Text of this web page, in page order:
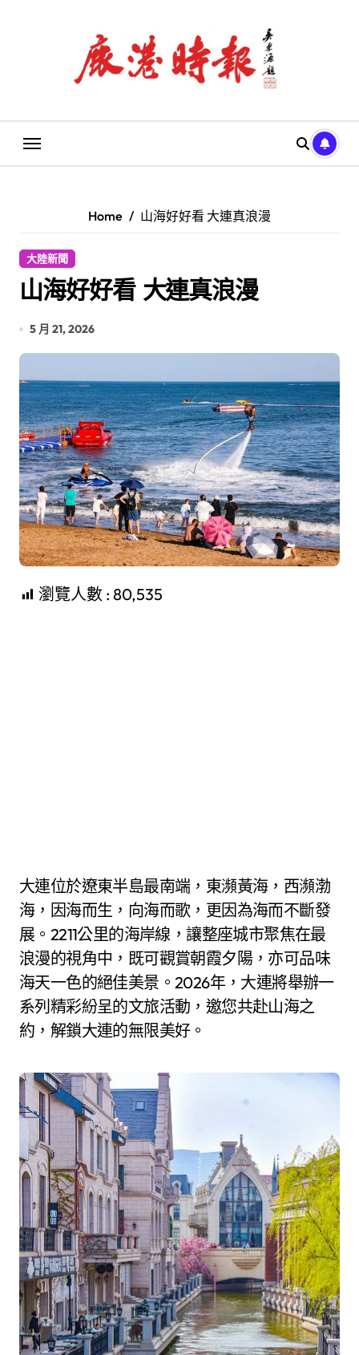
Home 山海好好看 大連真浪漫
大陸新聞
山海好好看 大連真浪漫
5 月 21, 2026
瀏覽人數 : 80,535
大連位於遼東半島最南端，東瀕黃海，西瀕渤
海，因海而生，向海而歌，更因為海而不斷發
展。2211公里的海岸線，讓整座城市聚焦在最
浪漫的視角中，既可觀賞朝霞夕陽，亦可品味
海天一色的絕佳美景。2026年，大連將舉辦一
系列精彩紛呈的文旅活動，邀您共赴山海之
約，解鎖大連的無限美好。